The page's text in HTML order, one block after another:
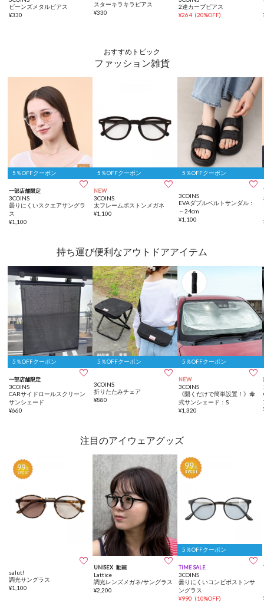
ビーンズメタルピアス
¥330
スターキラキラピアス
¥330
2連カーブピアス
¥264 (20%OFF)
おすすめトピック
ファッション雑貨
5％OFFクーポン
一部店舗限定 
3COINS
曇りにくいスクエアサングラ
ス
¥1,100
5％OFFクーポン
NEW 
3COINS
太フレームボストンメガネ
¥1,100
5％OFFクーポン

3COINS
EVAダブルベルトサンダル：
～24cm
¥1,100
持ち運び便利なアウトドアアイテム
5％OFFクーポン
一部店舗限定 
3COINS
CARサイドロールスクリーン
サンシェード
¥660
5％OFFクーポン

3COINS
折りたたみチェア
¥880
5％OFFクーポン
NEW 
3COINS
《開くだけで簡単設置！》傘
式サンシェード：S
¥1,320
注目のアイウェアグッズ

salut!
調光サングラス
¥1,100
UNISEX 動画 
Lattice
調光レンズメガネ/サングラス
¥2,200
5％OFFクーポン
TIME SALE 
3COINS
曇りにくいコンビボストンサ
ングラス
¥990 (10%OFF)